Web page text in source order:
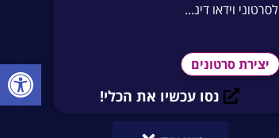
לסרטוני וידאו דינ...
יצירת סרטונים
נסו עכשיו את הכלי!
פתח